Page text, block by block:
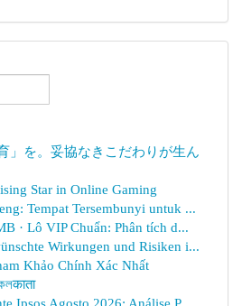
」を。妥協なきこだわりが生ん
Star in Online Gaming
Tempat Tersembunyi untuk ...
· Lô VIP Chuẩn: Phân tích d...
Wirkungen und Risiken i...
Khảo Chính Xác Nhất